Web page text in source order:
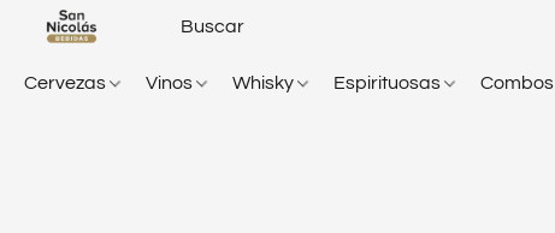
Cervezas Vinos Whisky Espirituosas Combos